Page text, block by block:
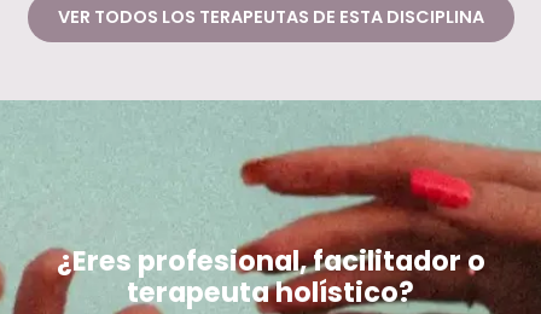
VER TODOS LOS TERAPEUTAS DE ESTA DISCIPLINA
¿Eres profesional, facilitador o
terapeuta holístico?